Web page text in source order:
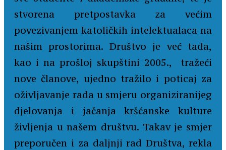
stvorena pretpostavka za većim
povezivanjem katoličkih intelektualaca na
našim prostorima. Društvo je već tada,
kao i na prošloj skupštini 2005., tražeći
nove članove, ujedno tražilo i poticaj za
oživljavanje rada u smjeru organiziranijeg
djelovanja i jačanja kršćanske kulture
življenja u našem društvu. Takav je smjer
preporučen i za daljnji rad Društva, rekla